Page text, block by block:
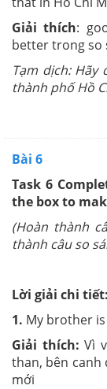
Giải thích:
better trong so
Tạm dịch:
thành phố Hồ
Bài 6
Task 6
the box to
(Hoàn thành
thành câu so
Lời giải chi tiết:
1. My brother
Giải thích: Vì
than, bên canh
mới